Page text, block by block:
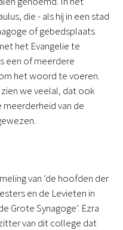
die - als hij in een stad
of gebedsplaats
het Evangelie te
een of meerdere
het woord te voeren.
we veelal, dat ook
meerderheid van de
van ‘de hoofden der
en de Levieten in
Grote Synagoge’. Ezra
van dit college dat